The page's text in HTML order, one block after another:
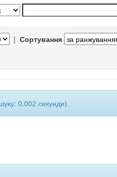
| Сортування
0.002 секунди).